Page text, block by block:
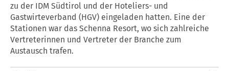
zu der IDM Südtirol und der Hoteliers- und
Gastwirteverband (HGV) eingeladen hatten. Eine der
Stationen war das Schenna Resort, wo sich zahlreiche
Vertreterinnen und Vertreter der Branche zum
Austausch trafen.